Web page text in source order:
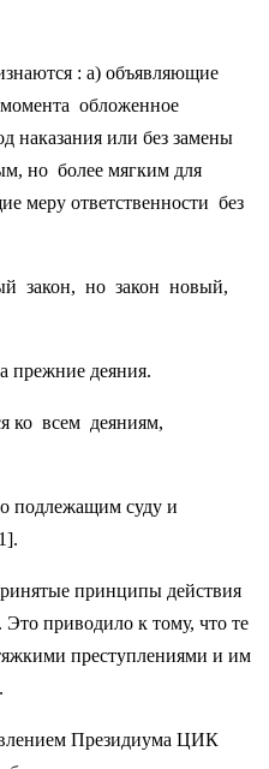
: а) объявляющие
обложенное
наказания или без замены
но более мягким для
меру ответственности без
закон, но закон новый,
прежние деяния.
ко всем деяниям,
подлежащим суду и
принципы действия
приводило к тому, что те
преступлениями и им
Президиума ЦИК